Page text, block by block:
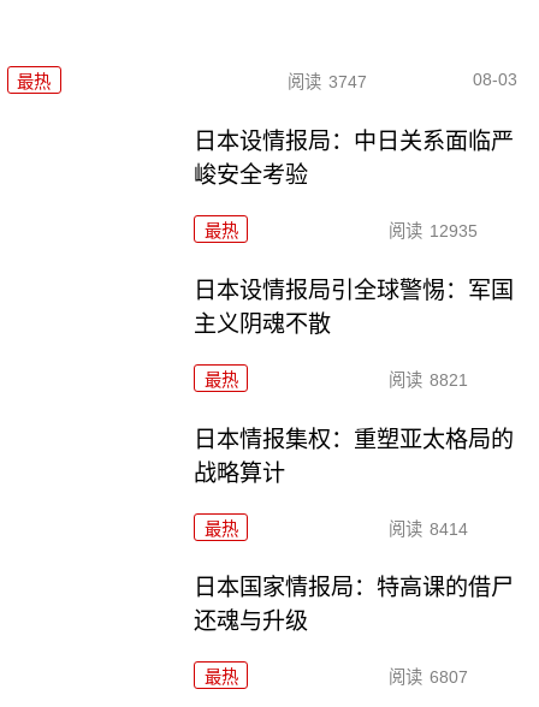
最热 阅读 3747 08-03
日本设情报局：中日关系面临严
峻安全考验
最热 阅读 12935
日本设情报局引全球警惕：军国
主义阴魂不散
最热 阅读 8821
日本情报集权：重塑亚太格局的
战略算计
最热 阅读 8414
日本国家情报局：特高课的借尸
还魂与升级
最热 阅读 6807